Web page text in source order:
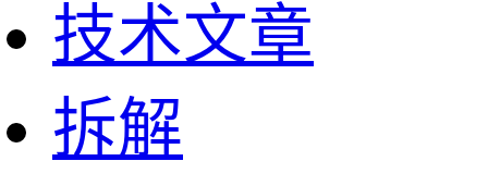
技术文章
拆解